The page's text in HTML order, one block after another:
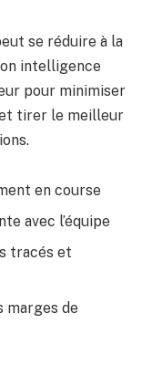
se réduire à la
intelligence
pour minimiser
et tirer le meilleur
en course
avec l’équipe
tracés et
marges de